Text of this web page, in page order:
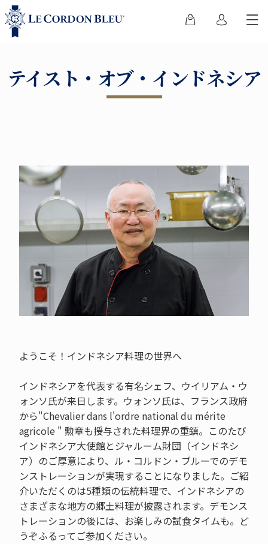
テイスト・オブ・インドネシア
ようこそ！インドネシア料理の世界へ
インドネシアを代表する有名シェフ、ウイリアム・ウ
ォンソ氏が来日します。ウォンソ氏は、フランス政府
から"Chevalier dans l'ordre national du mérite
agricole " 勲章も授与された料理界の重鎮。このたび
インドネシア大使館とジャルーム財団（インドネシ
ア）のご厚意により、ル・コルドン・ブルーでのデモ
ンストレーションが実現することになりました。ご紹
介いただくのは5種類の伝統料理で、インドネシアの
さまざまな地方の郷土料理が披露されます。デモンス
トレーションの後には、お楽しみの試食タイムも。ど
うぞふるってご参加ください。